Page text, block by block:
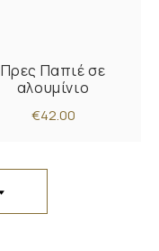
Πρες Παπιέ σε
αλουμίνιο
€42.00